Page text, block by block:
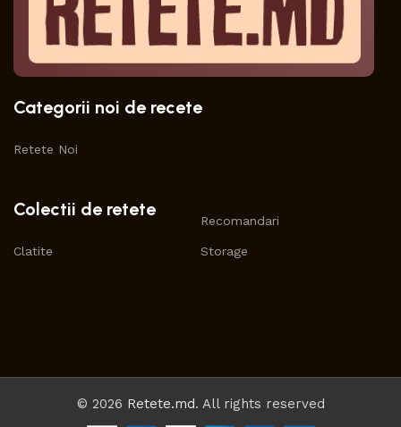
Categorii noi de recete
Retete Noi
Colectii de retete
Clatite
Recomandari
Storage
© 2026 Retete.md. All rights reserved